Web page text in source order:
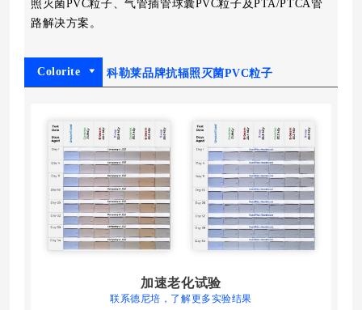
照灭菌PVC粒子、气管插管球囊PVC粒子及PTA/PTCA管
路解决方案。
Colorite 科勒莱品牌抗辐照灭菌PVC粒子
加速老化试验
联系德尼培，了解更多实验结果